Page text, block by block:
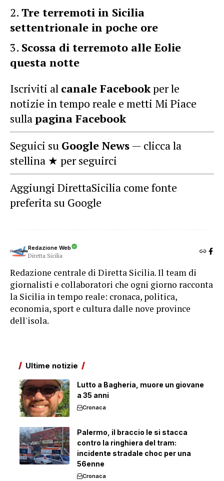
Tre terremoti in Sicilia
settentrionale in poche ore
Scossa di terremoto alle Eolie
questa notte
Iscriviti al canale Facebookper le
notizie in tempo reale e metti Mi Piace
sullapagina Facebook
Seguici su Google News — clicca la
stellina ★ per seguirci
Aggiungi DirettaSicilia come fonte
preferita su Google
Redazione Web
Diretta Sicilia
Redazione centrale di Diretta Sicilia. Il team di
giornalisti e collaboratori che ogni giorno racconta
la Sicilia in tempo reale: cronaca, politica,
economia, sport e cultura dalle nove province
dell'isola.
Ultime notizie
Lutto a Bagheria, muore un giovane
a 35 anni
Cronaca
Palermo, il braccio le si stacca
contro la ringhiera del tram:
incidente stradale choc per una
56enne
Cronaca